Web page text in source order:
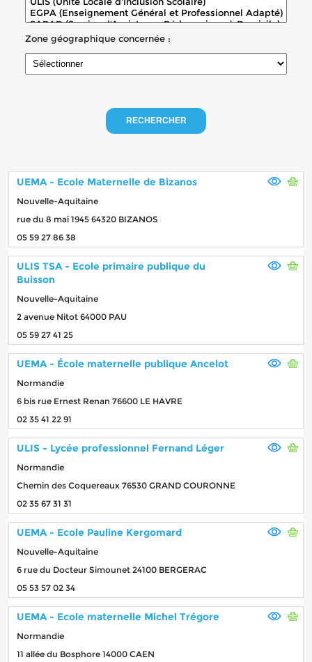
Zone géographique concernée :
RECHERCHER
UEMA - Ecole Maternelle de Bizanos
Nouvelle-Aquitaine
rue du 8 mai 1945 64320 BIZANOS
05 59 27 86 38
ULIS TSA - Ecole primaire publique du
Buisson
Nouvelle-Aquitaine
2 avenue Nitot 64000 PAU
05 59 27 41 25
UEMA - École maternelle publique Ancelot
Normandie
6 bis rue Ernest Renan 76600 LE HAVRE
02 35 41 22 91
ULIS - Lycée professionnel Fernand Léger
Normandie
Chemin des Coquereaux 76530 GRAND COURONNE
02 35 67 31 31
UEMA - Ecole Pauline Kergomard
Nouvelle-Aquitaine
6 rue du Docteur Simounet 24100 BERGERAC
05 53 57 02 34
UEMA - Ecole maternelle Michel Trégore
Normandie
11 allée du Bosphore 14000 CAEN